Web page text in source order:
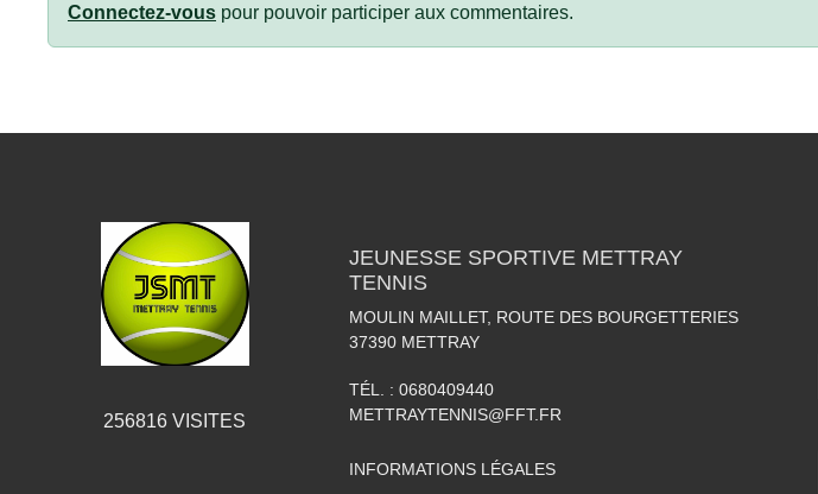
Connectez-vous pour pouvoir participer aux commentaires.
256816 VISITES
JEUNESSE SPORTIVE METTRAY
TENNIS
MOULIN MAILLET, ROUTE DES BOURGETTERIES
37390 METTRAY
TÉL. : 0680409440
METTRAYTENNIS@FFT.FR
INFORMATIONS LÉGALES